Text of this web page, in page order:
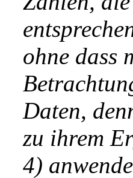
ohne dass
Daten,
zu ihrem
4)